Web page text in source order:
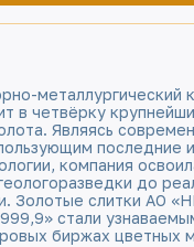
металлургический
в четвёрку
Являясь
последние
компания
до
Золотые слитки АО
стали
биржах цветных